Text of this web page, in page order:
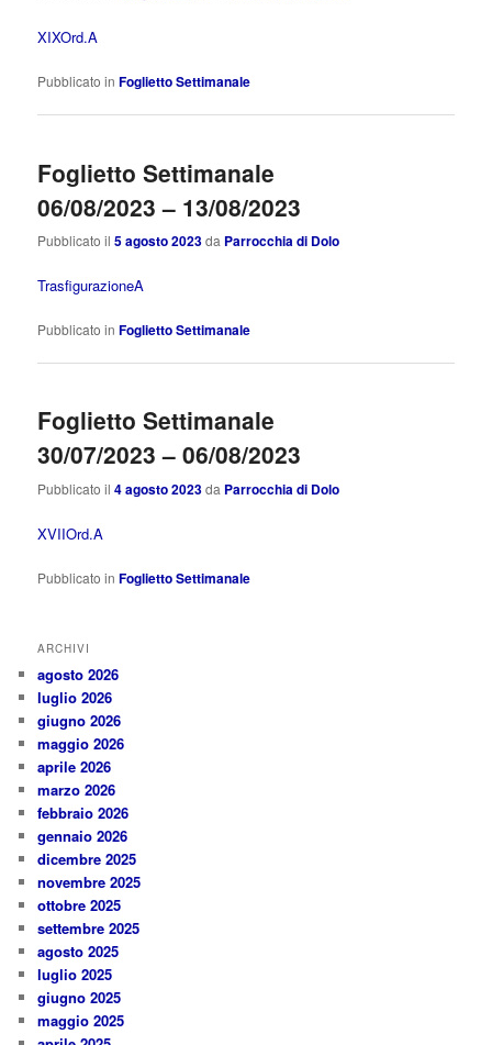
XIXOrd.A
Pubblicato in Foglietto Settimanale
Foglietto Settimanale
06/08/2023 – 13/08/2023
Pubblicato il5 agosto 2023da Parrocchia di Dolo
TrasfigurazioneA
Pubblicato in Foglietto Settimanale
Foglietto Settimanale
30/07/2023 – 06/08/2023
Pubblicato il4 agosto 2023da Parrocchia di Dolo
XVIIOrd.A
Pubblicato in Foglietto Settimanale
ARCHIVI
agosto 2026
luglio 2026
giugno 2026
maggio 2026
aprile 2026
marzo 2026
febbraio 2026
gennaio 2026
dicembre 2025
novembre 2025
ottobre 2025
settembre 2025
agosto 2025
luglio 2025
giugno 2025
maggio 2025